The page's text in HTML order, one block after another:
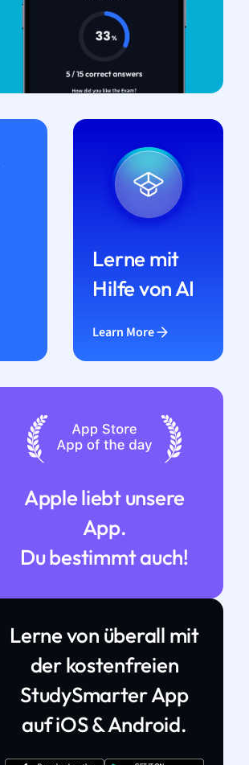
Lerne mit
Hilfe von AI
Learn More
Apple liebt unsere
App.
Du bestimmt auch!
Lerne von überall mit
der kostenfreien
StudySmarter App
auf iOS & Android.